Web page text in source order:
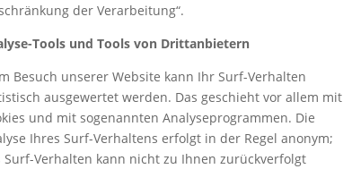
der Verarbeitung“.
Tools und Tools von Drittanbietern
Besuch unserer Website kann Ihr Surf-Verhalten
ausgewertet werden. Das geschieht vor allem mit
und mit sogenannten Analyseprogrammen. Die
Ihres Surf-Verhaltens erfolgt in der Regel anonym;
Surf-Verhalten kann nicht zu Ihnen zurückverfolgt